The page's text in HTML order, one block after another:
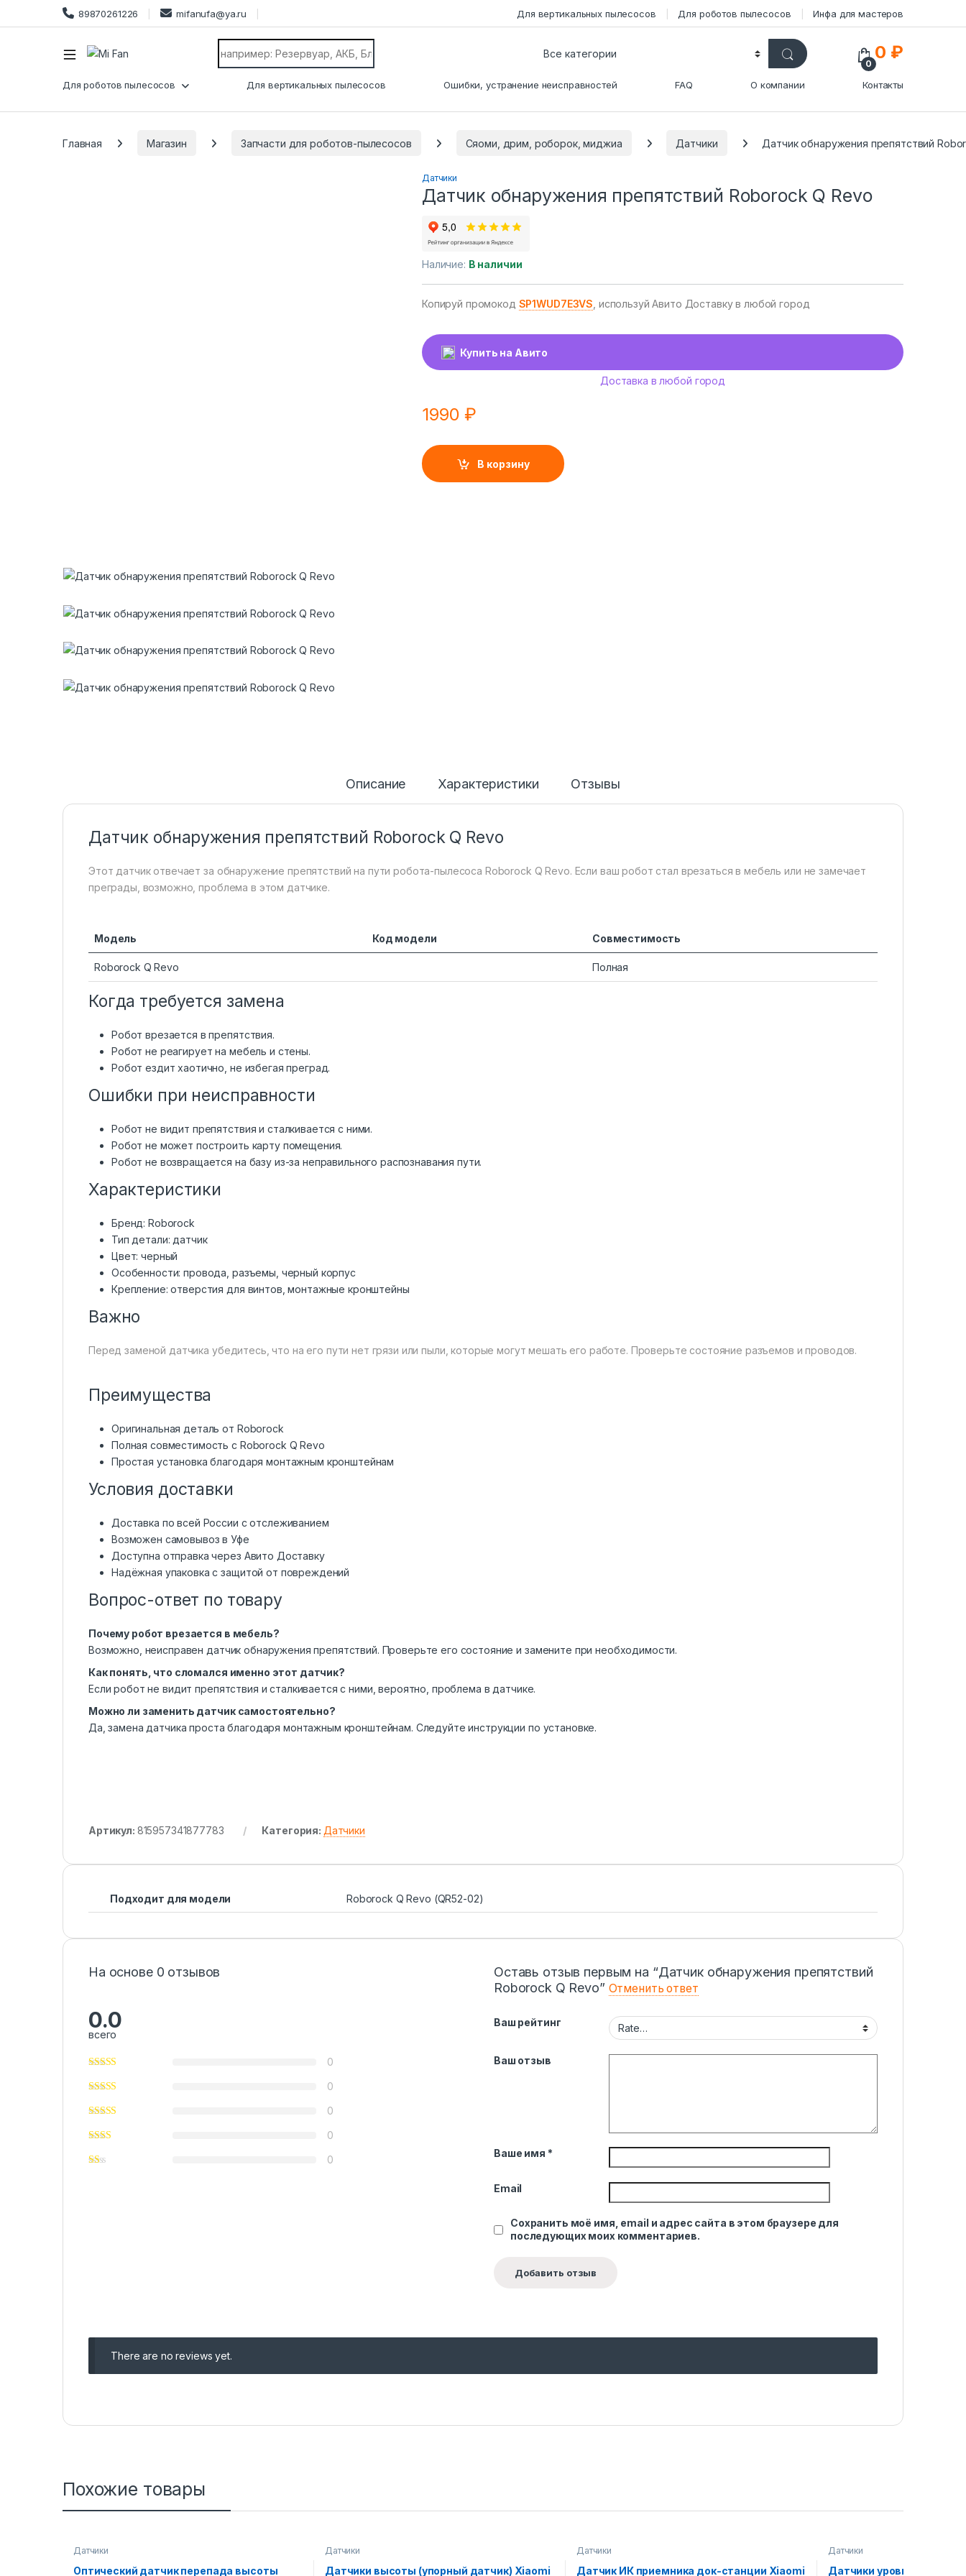
89870261226 mifanufa@ya.ru Для вертикальных пылесосов Для роботов пылесосов Инфа для мастеров
Search for:
Для роботов пылесосов Для вертикальных пылесосов Ошибки, устранение неисправностей FAQ О компании Контакты
0
0 ₽
Главная Магазин Запчасти для роботов-пылесосов Сяоми, дрим, роборок, миджиа Датчики Датчик обнаружения препятствий
Датчики
Датчик обнаружения препятствий Roborock Q Revo
Наличие: В наличии
Копируй промокод SP1WUD7E3VS, используй Авито Доставку в любой город
Купить на Авито
Доставка в любой город
1990₽
В корзину
Описание Характеристики Отзывы
Датчик обнаружения препятствий Roborock Q Revo
Этот датчик отвечает за обнаружение препятствий на пути робота-пылесоса Roborock Q Revo. Если ваш робот стал врезаться в мебель или не замечает
преграды, возможно, проблема в этом датчике.
Модель Код модели Совместимость
Roborock Q Revo Полная
Когда требуется замена
Робот врезается в препятствия.
Робот не реагирует на мебель и стены.
Робот ездит хаотично, не избегая преград.
Ошибки при неисправности
Робот не видит препятствия и сталкивается с ними.
Робот не может построить карту помещения.
Робот не возвращается на базу из-за неправильного распознавания пути.
Характеристики
Бренд: Roborock
Тип детали: датчик
Цвет: черный
Особенности: провода, разъемы, черный корпус
Крепление: отверстия для винтов, монтажные кронштейны
Важно
Перед заменой датчика убедитесь, что на его пути нет грязи или пыли, которые могут мешать его работе. Проверьте состояние разъемов и проводов.
Преимущества
Оригинальная деталь от Roborock
Полная совместимость с Roborock Q Revo
Простая установка благодаря монтажным кронштейнам
Условия доставки
Доставка по всей России с отслеживанием
Возможен самовывоз в Уфе
Доступна отправка через Авито Доставку
Надёжная упаковка с защитой от повреждений
Вопрос-ответ по товару
Почему робот врезается в мебель?
Возможно, неисправен датчик обнаружения препятствий. Проверьте его состояние и замените при необходимости.
Как понять, что сломался именно этот датчик?
Если робот не видит препятствия и сталкивается с ними, вероятно, проблема в датчике.
Можно ли заменить датчик самостоятельно?
Да, замена датчика проста благодаря монтажным кронштейнам. Следуйте инструкции по установке.
Артикул: 815957341877783 Категория: Датчики
Подходит для модели Roborock Q Revo (QR52-02)
На основе 0 отзывов
0.0
всего
0
0
0
0
0
Оставь отзыв первым на “Датчик обнаружения препятствий
Roborock Q Revo” Отменить ответ
Ваш рейтинг
Ваш отзыв
Ваше имя *
Email
Сохранить моё имя, email и адрес сайта в этом браузере для
последующих моих комментариев.
There are no reviews yet.
Похожие товары
Датчики
Оптический датчик перепада высоты
Датчики
Датчики высоты (упорный датчик) Xiaomi
Датчики
Датчик ИК приемника док-станции Xiaomi
Датчики
Датчики уровня высоты